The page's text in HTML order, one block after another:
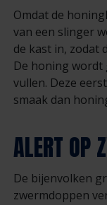
Omdat de
van een slinger
de kast in, zodat
De honing wordt
vullen. Deze
smaak dan
ALERT OP
De bijenvolken
zwermdoppen